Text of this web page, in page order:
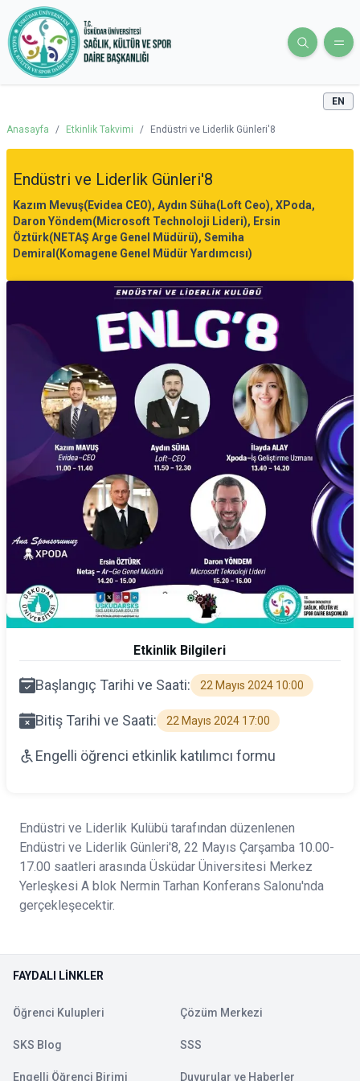
EN
Anasayfa / Etkinlik Takvimi / Endüstri ve Liderlik Günleri'8
Endüstri ve Liderlik Günleri'8
Kazım Mevuş(Evidea CEO), Aydın Süha(Loft Ceo), XPoda,
Daron Yöndem(Microsoft Technoloji Lideri), Ersin
Öztürk(NETAŞ Arge Genel Müdürü), Semiha
Demiral(Komagene Genel Müdür Yardımcısı)
Etkinlik Bilgileri
Başlangıç Tarihi ve Saati: 22 Mayıs 2024 10:00
Bitiş Tarihi ve Saati: 22 Mayıs 2024 17:00
Engelli öğrenci etkinlik katılımcı formu
Endüstri ve Liderlik Kulübü tarafından düzenlenen
Endüstri ve Liderlik Günleri'8, 22 Mayıs Çarşamba 10.00-
17.00 saatleri arasında Üsküdar Üniversitesi Merkez
Yerleşkesi A blok Nermin Tarhan Konferans Salonu'nda
gerçekleşecektir.
FAYDALI LINKLER
Öğrenci Kulupleri Çözüm Merkezi
SKS Blog SSS
Engelli Öğrenci Birimi Duyurular ve Haberler